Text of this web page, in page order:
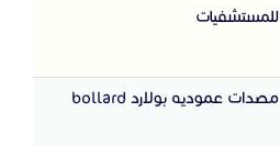
للمستشفيات
مصدات عموديه بولارد bollard